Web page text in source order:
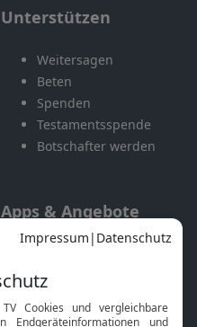
Unterstützen
Weitersagen
Beten
Spenden
Testamentsspende
Botschafter werden
Apps & Angebote
Mobile App
Smart TV